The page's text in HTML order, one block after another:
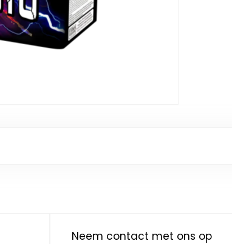
Neem contact met ons op